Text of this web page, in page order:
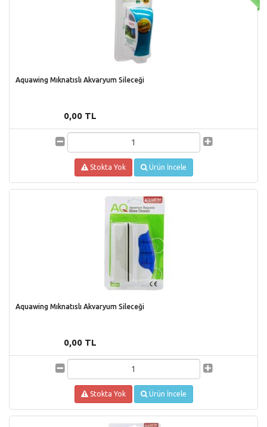
Aquawing Mıknatıslı Akvaryum Sileceği
0,00 TL
Stokta Yok Ürün İncele
Aquawing Mıknatıslı Akvaryum Sileceği
0,00 TL
Stokta Yok Ürün İncele